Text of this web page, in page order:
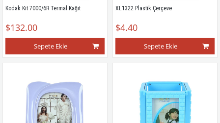
Kodak Kit 7000/6R Termal Kağıt
$132.00
Sepete Ekle
XL1322 Plastik Çerçeve
$4.40
Sepete Ekle